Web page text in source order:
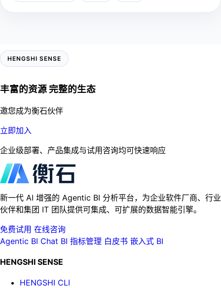
HENGSHI SENSE
丰富的资源 完整的生态
邀您成为衡石伙伴
立即加入
企业级部署、产品集成与试用咨询均可快速响应
新一代 AI 增强的 Agentic BI 分析平台，为企业软件厂商、行业
伙伴和集团 IT 团队提供可集成、可扩展的数据智能引擎。
免费试用 在线咨询
Agentic BI Chat BI 指标管理 白皮书 嵌入式 BI
HENGSHI SENSE
HENGSHI CLI